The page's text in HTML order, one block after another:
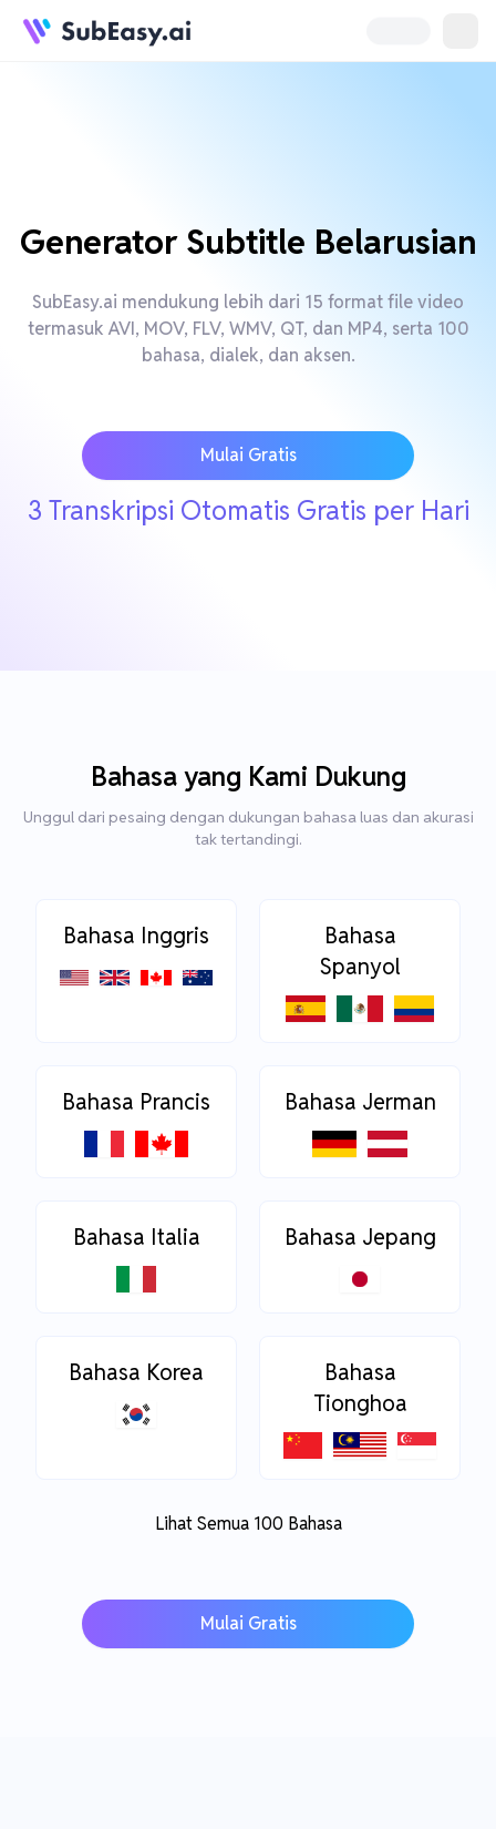
Generator Subtitle Belarusian
SubEasy.ai mendukung lebih dari 15 format file video
termasuk AVI, MOV, FLV, WMV, QT, dan MP4, serta 100
bahasa, dialek, dan aksen.
Mulai Gratis
3 Transkripsi Otomatis Gratis per Hari
Bahasa yang Kami Dukung
Unggul dari pesaing dengan dukungan bahasa luas dan akurasi
tak tertandingi.
Bahasa Inggris
Bahasa
Spanyol
Bahasa Prancis Bahasa Jerman
Bahasa Italia Bahasa Jepang
Bahasa Korea
Bahasa
Tionghoa
Lihat Semua 100 Bahasa
Mulai Gratis